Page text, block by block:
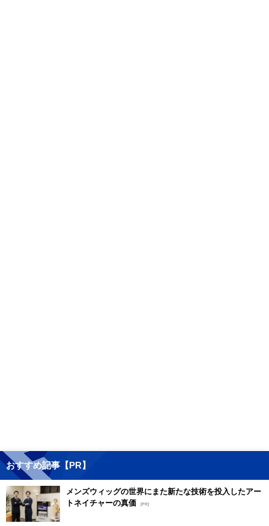
おすすめ記事【PR】
メンズウィッグの世界にまた新たな技術を投入したアー
トネイチャーの真価 [PR]